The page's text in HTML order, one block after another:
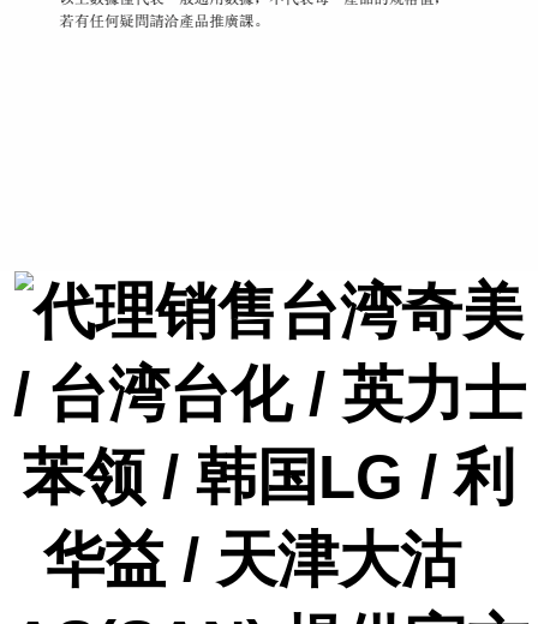
代理销售台湾奇美
/ 台湾台化 / 英力士
苯领 / 韩国LG / 利
华益 / 天津大沽